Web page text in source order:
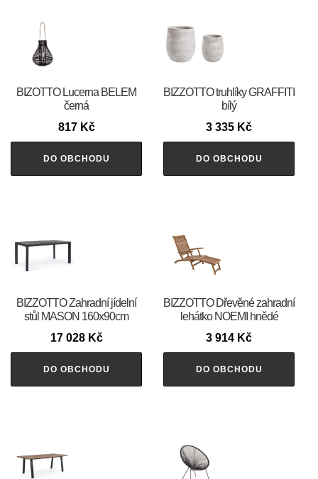
BIZOTTO Lucerna BELEM
černá
817 Kč
DO OBCHODU
BIZZOTTO truhlíky GRAFFITI
bílý
3 335 Kč
DO OBCHODU
BIZZOTTO Zahradní jídelní
stůl MASON 160x90cm
17 028 Kč
DO OBCHODU
BIZZOTTO Dřevěné zahradní
lehátko NOEMI hnědé
3 914 Kč
DO OBCHODU